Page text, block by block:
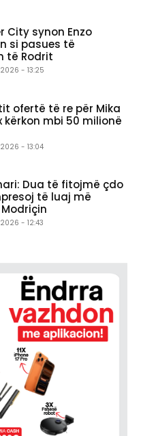
City synon Enzo
si pasues të
të Rodrit
- 13:25
ofertë të re për Mika
kërkon mbi 50 milionë
- 13:04
Dua të fitojmë çdo
të luaj më
- 12:43